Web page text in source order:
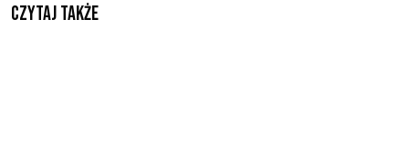
Czytaj także